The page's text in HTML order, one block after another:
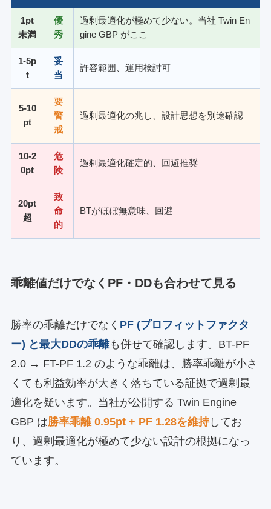
1pt
未満
優
秀
過剰最適化が極めて少ない。当社 Twin En
gine GBP がここ
1-5p
t
妥
当
許容範囲、運用検討可
5-10
pt
要
警
戒
過剰最適化の兆し、設計思想を別途確認
10-2
0pt
危
険
過剰最適化確定的、回避推奨
20pt
超
致
命
的
BTがほぼ無意味、回避
乖離値だけでなくPF・DDも合わせて見る
勝率の乖離だけでなく PF (プロフィットファクタ
ー) と最大DDの乖離も併せて確認します。BT-PF
2.0 → FT-PF 1.2 のような乖離は、勝率乖離が小さ
くても利益効率が大きく落ちている証拠で過剰最
適化を疑います。当社が公開する Twin Engine
GBP は勝率乖離 0.95pt + PF 1.28を維持してお
り、過剰最適化が極めて少ない設計の根拠になっ
ています。